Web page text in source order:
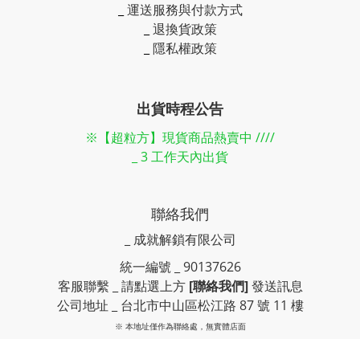
運送服務與付款方式
退換貨政策
隱私權政策
出貨時程公告
※【超粒方】現貨商品熱賣中 ////
_ 3 工作天內出貨
聯絡我們
_ 成就解鎖有限公司
統一編號 _ 90137626
客服聯繫 _ 請點選上方 [聯絡我們]發送訊息
公司地址 _ 台北市中山區松江路 87 號 11 樓
※ 本地址僅作為聯絡處，無實體店面